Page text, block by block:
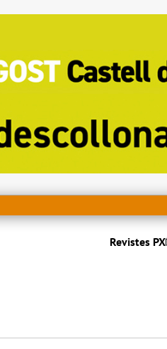
Revistes PX